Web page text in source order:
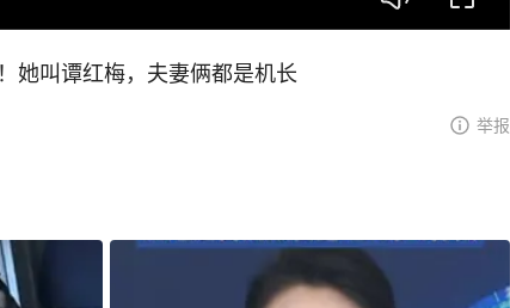
她叫谭红梅，夫妻俩都是机长
举报